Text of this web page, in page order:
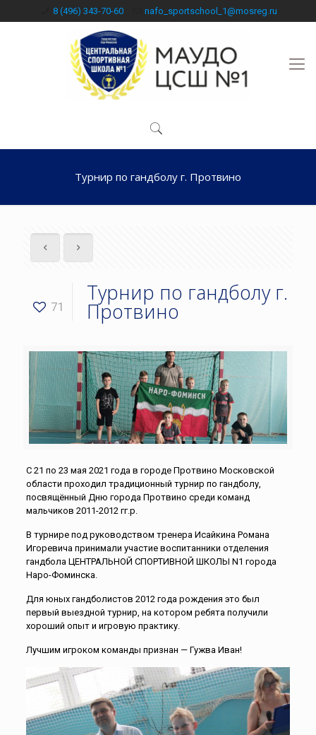
8 (496) 343-70-60 nafo_sportschool_1@mosreg.ru
Турнир по гандболу г. Протвино
71
Турнир по гандболу г.
Протвино
С 21 по 23 мая 2021 года в городе Протвино Московской
области проходил традиционный турнир по гандболу,
посвящённый Дню города Протвино среди команд
мальчиков 2011-2012 гг.р.
В турнире под руководством тренера Исайкина Романа
Игоревича принимали участие воспитанники отделения
гандбола ЦЕНТРАЛЬНОЙ СПОРТИВНОЙ ШКОЛЫ N1 города
Наро-Фоминска.
Для юных гандболистов 2012 года рождения это был
первый выездной турнир, на котором ребята получили
хороший опыт и игровую практику.
Лучшим игроком команды признан — Гужва Иван!